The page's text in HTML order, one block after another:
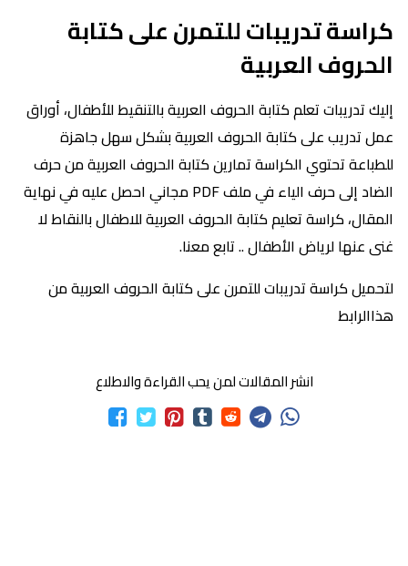
كراسة تدريبات للتمرن على كتابة
الحروف العربية
إليك تدريبات تعلم كتابة الحروف العربية بالتنقيط للأطفال، أوراق
عمل تدريب على كتابة الحروف العربية بشكل سهل جاهزة
للطباعة تحتوي الكراسة تمارين كتابة الحروف العربية من حرف
الضاد إلى حرف الياء في ملف PDF مجاني احصل عليه في نهاية
المقال، كراسة تعليم كتابة الحروف العربية للاطفال بالنقاط لا
غنى عنها لرياض الأطفال .. تابع معنا.
لتحميل كراسة تدريبات للتمرن على كتابة الحروف العربية من
هذاالرابط
انشر المقالات لمن يحب القراءة والاطلاع